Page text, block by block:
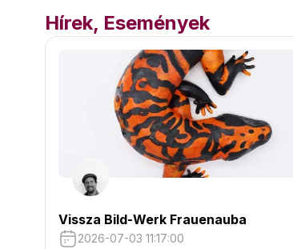
Hírek, Események
Vissza Bild-Werk Frauenauba
2026-07-03 11:17:00